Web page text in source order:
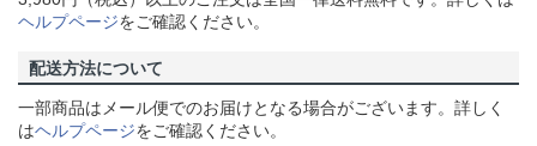
ヘルプページをご確認ください。
配送方法について
一部商品はメール便でのお届けとなる場合がございます。詳しく
はヘルプページをご確認ください。